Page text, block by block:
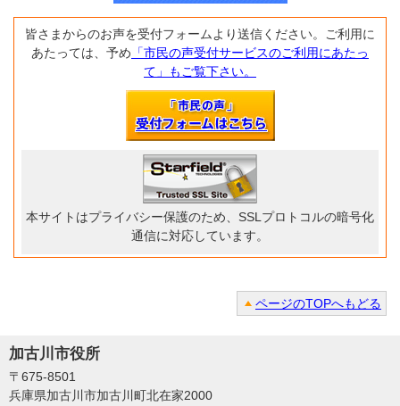
皆さまからのお声を受付フォームより送信ください。ご利用に
あたっては、予め 「市民の声受付サービスのご利用にあたっ
て」もご覧下さい。
本サイトはプライバシー保護のため、SSLプロトコルの暗号化
通信に対応しています。
ページのTOPへもどる
加古川市役所
〒675-8501
兵庫県加古川市加古川町北在家2000